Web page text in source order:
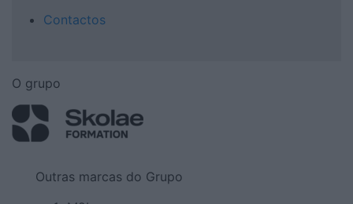
Contactos
O grupo
Outras marcas do Grupo